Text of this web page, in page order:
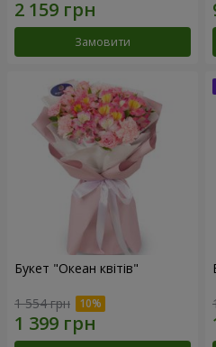
Замовити
Букет "Океан квітів"
1 554 грн